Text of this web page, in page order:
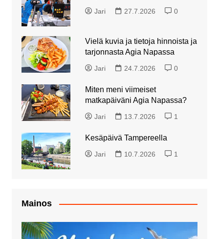
Jari 27.7.2026 0
Vielä kuvia ja tietoja hinnoista ja
tarjonnasta Agia Napassa
Jari 24.7.2026 0
Miten meni viimeiset
matkapäiväni Agia Napassa?
Jari 13.7.2026 1
Kesäpäivä Tampereella
Jari 10.7.2026 1
Mainos